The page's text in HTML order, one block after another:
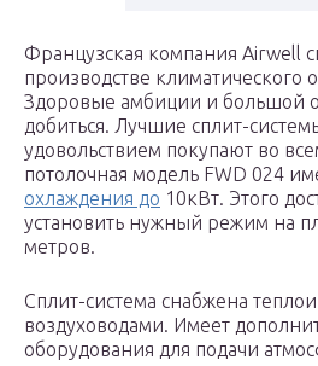
Французская компания Airwell
производстве климатического
Здоровые амбиции и большой
добиться. Лучшие сплит-
удовольствием покупают во
потолочная модель FWD 024
охлаждения до 10кВт. Этого
установить нужный режим на
метров.
Сплит-система снабжена
воздуховодами. Имеет
оборудования для подачи